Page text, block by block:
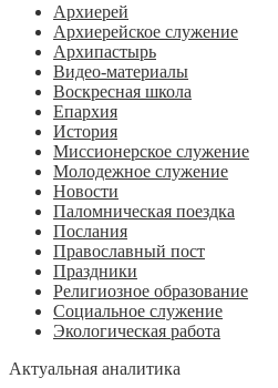
Архиерей
Архиерейское служение
Архипастырь
Видео-материалы
Воскресная школа
Епархия
История
Миссионерское служение
Молодежное служение
Новости
Паломническая поездка
Послания
Православный пост
Праздники
Религиозное образование
Социальное служение
Экологическая работа
Актуальная аналитика